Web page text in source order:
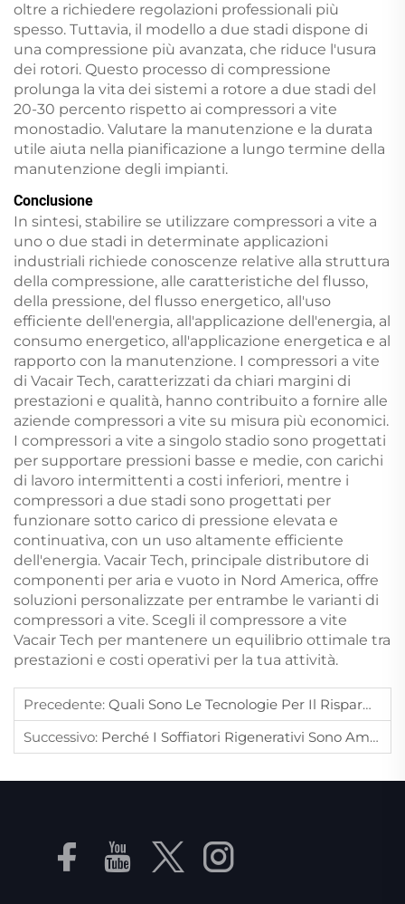
oltre a richiedere regolazioni professionali più
spesso. Tuttavia, il modello a due stadi dispone di
una compressione più avanzata, che riduce l'usura
dei rotori. Questo processo di compressione
prolunga la vita dei sistemi a rotore a due stadi del
20-30 percento rispetto ai compressori a vite
monostadio. Valutare la manutenzione e la durata
utile aiuta nella pianificazione a lungo termine della
manutenzione degli impianti.
Conclusione
In sintesi, stabilire se utilizzare compressori a vite a
uno o due stadi in determinate applicazioni
industriali richiede conoscenze relative alla struttura
della compressione, alle caratteristiche del flusso,
della pressione, del flusso energetico, all'uso
efficiente dell'energia, all'applicazione dell'energia, al
consumo energetico, all'applicazione energetica e al
rapporto con la manutenzione. I compressori a vite
di Vacair Tech, caratterizzati da chiari margini di
prestazioni e qualità, hanno contribuito a fornire alle
aziende compressori a vite su misura più economici.
I compressori a vite a singolo stadio sono progettati
per supportare pressioni basse e medie, con carichi
di lavoro intermittenti a costi inferiori, mentre i
compressori a due stadi sono progettati per
funzionare sotto carico di pressione elevata e
continuativa, con un uso altamente efficiente
dell'energia. Vacair Tech, principale distributore di
componenti per aria e vuoto in Nord America, offre
soluzioni personalizzate per entrambe le varianti di
compressori a vite. Scegli il compressore a vite
Vacair Tech per mantenere un equilibrio ottimale tra
prestazioni e costi operativi per la tua attività.
Precedente: Quali Sono Le Tecnologie Per Il Risparmio Energetico Applicate Nei Moderni Compressori D'aria Industriali?
Successivo: Perché I Soffiatori Rigenerativi Sono Ampiamente Utilizzati Nei Sistemi Di Trattamento Delle Acque Reflue?